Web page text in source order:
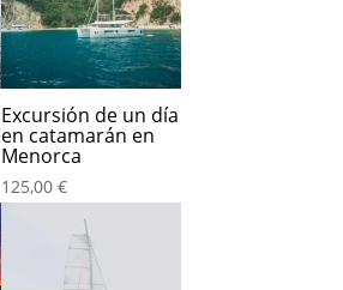
Excursión de un día
en catamarán en
Menorca
125,00€